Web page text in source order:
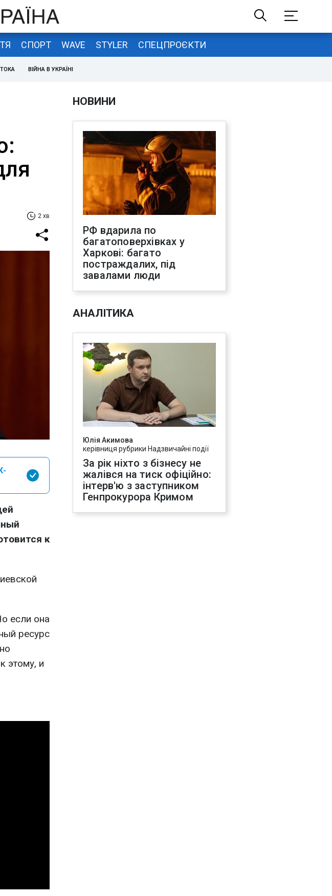
СПОРТ WAVE STYLER СПЕЦПРОЄКТИ
ВІЙНА В УКРАЇНІ
2 хв
к
если она
ресурс
этому, и
НОВИНИ
РФ вдарила по
багатоповерхівках у
Харкові: багато
постраждалих, під
завалами люди
АНАЛІТИКА
Юлія Акимова
керівниця рубрики Надзвичайні події
За рік ніхто з бізнесу не
жалівся на тиск офіційно:
інтерв'ю з заступником
Генпрокурора Кримом